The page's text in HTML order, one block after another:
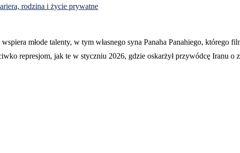
rodzina i życie prywatne
młode talenty, w tym własnego syna Panaha Panahiego,
represjom, jak te w styczniu 2026, gdzie oskarżył przywódcę Iranu